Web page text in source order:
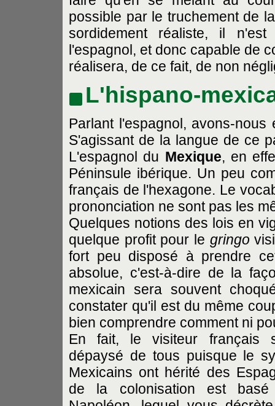
possible par le truchement de
sordidement réaliste, il
l'espagnol, et donc capable de
réalisera, de ce fait, de non
L'hispano-
Parlant l'espagnol, avons-
S'agissant de la langue de ce
L'espagnol du Mexique, en
Péninsule ibérique. Un peu
français de l'hexagone. Le
prononciation ne sont pas les
Quelques notions des lois en
quelque profit pour le gringo
fort peu disposé à prendre
absolue, c'est-à-dire de la
mexicain sera souvent
constater qu'il est du même
bien comprendre comment ni
En fait, le visiteur français
dépaysé de tous puisque le
Mexicains ont hérité des
de la colonisation est